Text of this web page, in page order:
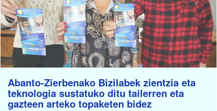
Abanto-Zierbenako Bizilabek zientzia eta
teknologia sustatuko ditu tailerren eta
gazteen arteko topaketen bidez